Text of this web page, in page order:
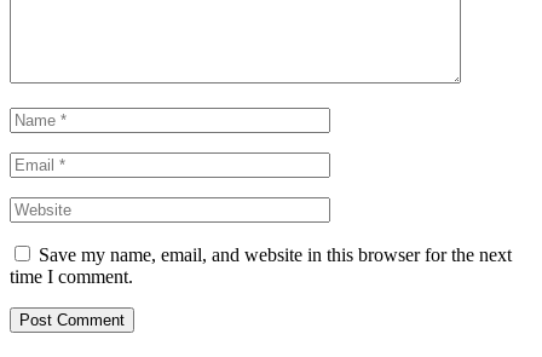
Save my name, email, and website in this browser for the next
time I comment.